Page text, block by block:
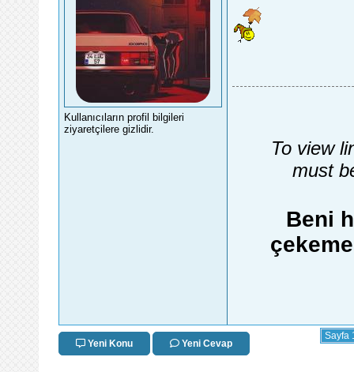
Kullanıcıların profil bilgileri
ziyaretçilere gizlidir.
To view
must
Beni
Yeni Konu Yeni Cevap
Sayfa